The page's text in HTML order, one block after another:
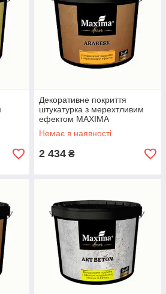
Декоративне покриття
штукатурка з мерехтливим
ефектом MAXIMA
«ARABESK» (3 кг) Срібло
Немає в наявності
2 434 ₴